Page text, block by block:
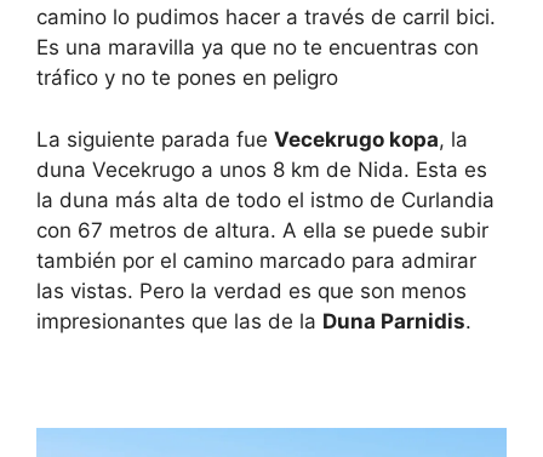
camino lo pudimos hacer a través de carril bici.
Es una maravilla ya que no te encuentras con
tráfico y no te pones en peligro
La siguiente parada fue Vecekrugo kopa, la
duna Vecekrugo a unos 8 km de Nida. Esta es
la duna más alta de todo el istmo de Curlandia
con 67 metros de altura. A ella se puede subir
también por el camino marcado para admirar
las vistas. Pero la verdad es que son menos
impresionantes que las de la Duna Parnidis.